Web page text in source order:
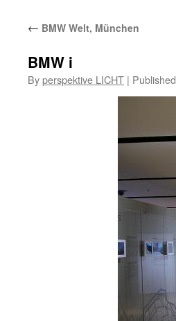
← BMW Welt, München
BMW i
Byperspektive LICHT | Published